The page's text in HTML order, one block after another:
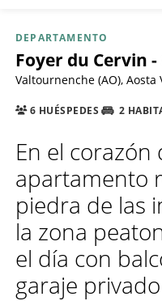
DEPARTAMENTO
Foyer du Cervin
Valtournenche (AO), Aosta
6 HUÉSPEDES 2
En el corazón
apartamento
piedra de las
la zona
el día con
garaje